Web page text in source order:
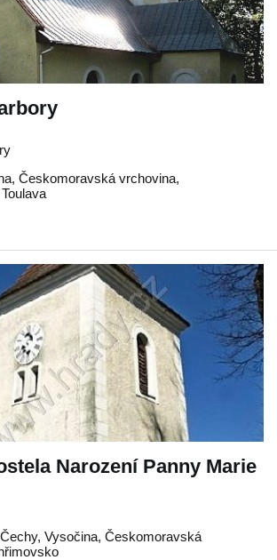
, Českomoravská vrchovina,
Toulava
Narození Panny Marie
, Vysočina, Českomoravská